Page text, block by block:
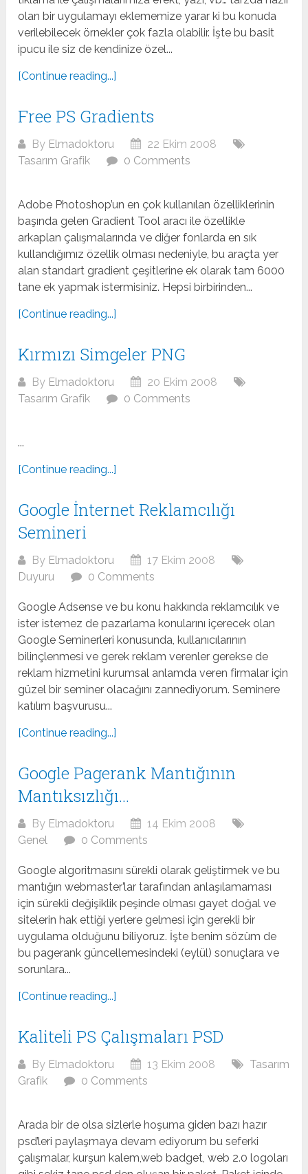
olan bir uygulamayı eklememize yarar ki bu konuda
verilebilecek örnekler çok fazla olabilir. İşte bu basit
ipucu ile siz de kendinize özel...
[Continue reading...]
Free PS Gradients
By Elmadoktoru
22 Ekim 2008
Tasarım Grafik
0 Comments
Adobe Photoshop’un en çok kullanılan özelliklerinin
başında gelen Gradient Tool aracı ile özellikle
arkaplan çalışmalarında ve diğer fonlarda en sık
kullandığımız özellik olması nedeniyle, bu araçta yer
alan standart gradient çeşitlerine ek olarak tam 6000
tane ek yapmak istermisiniz. Hepsi birbirinden...
[Continue reading...]
Kırmızı Simgeler PNG
By Elmadoktoru
20 Ekim 2008
Tasarım Grafik
0 Comments
...
[Continue reading...]
Google İnternet Reklamcılığı
Semineri
By Elmadoktoru
17 Ekim 2008
Duyuru
0 Comments
Google Adsense ve bu konu hakkında reklamcılık ve
ister istemez de pazarlama konularını içerecek olan
Google Seminerleri konusunda, kullanıcılarının
bilinçlenmesi ve gerek reklam verenler gerekse de
reklam hizmetini kurumsal anlamda veren firmalar için
güzel bir seminer olacağını zannediyorum. Seminere
katılım başvurusu...
[Continue reading...]
Google Pagerank Mantığının
Mantıksızlığı…
By Elmadoktoru
14 Ekim 2008
Genel
0 Comments
Google algoritmasını sürekli olarak geliştirmek ve bu
mantığın webmaster’lar tarafından anlaşılamaması
için sürekli değişiklik peşinde olması gayet doğal ve
sitelerin hak ettiği yerlere gelmesi için gerekli bir
uygulama olduğunu biliyoruz. İşte benim sözüm de
bu pagerank güncellemesindeki (eylül) sonuçlara ve
sorunlara...
[Continue reading...]
Kaliteli PS Çalışmaları PSD
By Elmadoktoru 13 Ekim 2008
Tasarım
Grafik
0 Comments
Arada bir de olsa sizlerle hoşuma giden bazı hazır
psd’leri paylaşmaya devam ediyorum bu seferki
çalışmalar, kurşun kalem,web badget, web 2.0 logoları